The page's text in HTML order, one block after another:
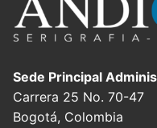
Sede Principal
Carrera 25 No. 70-47
Bogotá, Colombia